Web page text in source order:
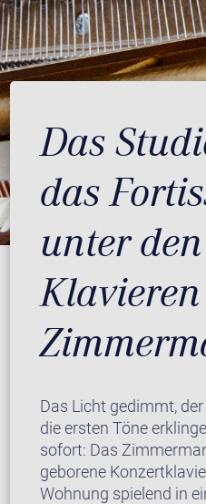
Das
das
unter den
Das Licht gedimmt,
die ersten Töne
sofort: Das
geborene
Wohnung spielend in